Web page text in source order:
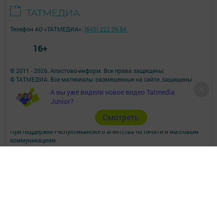
А вы уже видели новое видео Tatmedia
Junior?
Cмотреть
© 2011 - 2026. Апастово-информ. Все права защищены.
© ТАТМЕДИА. Все материалы, размещенные на сайте, защищены
законом.
Перепечатка, воспроизведение и распространение в любом объеме
информации,
размещенной на сайте, возможна только с письменного согласия
При поддержке Республиканского агентства по печати и массовым
коммуникациям.
Наименование СМИ: Апастово-информ
Телефон АО «ТАТМЕДИА»: (843) 222 09 84
16+